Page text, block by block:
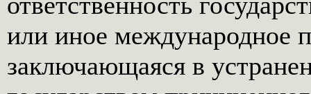
или иное международное
заключающаяся в